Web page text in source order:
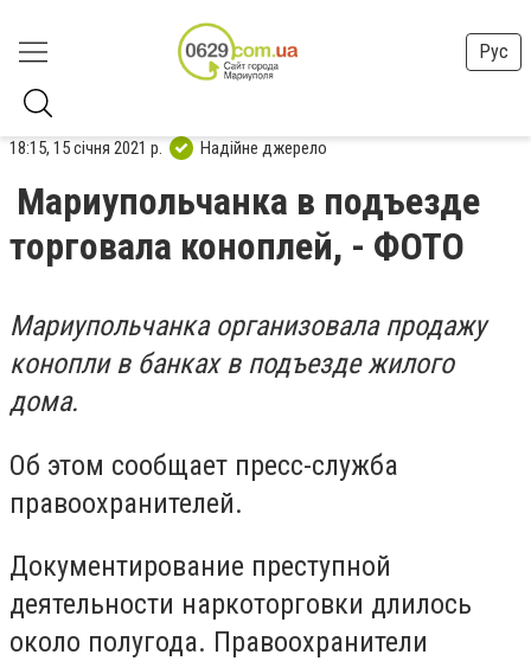
Рус
18:15, 15 січня 2021 р. Надійне джерело
Мариупольчанка в подъезде
торговала коноплей, - ФОТО
Мариупольчанка организовала продажу
конопли в банках в подъезде жилого
дома.
Об этом сообщает пресс-служба
правоохранителей.
Документирование преступной
деятельности наркоторговки длилось
около полугода. Правоохранители